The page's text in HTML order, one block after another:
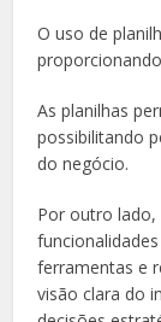
O uso de
As planilhas
possibilitando
do negócio.
Por outro
ferramentas e
visão clara do